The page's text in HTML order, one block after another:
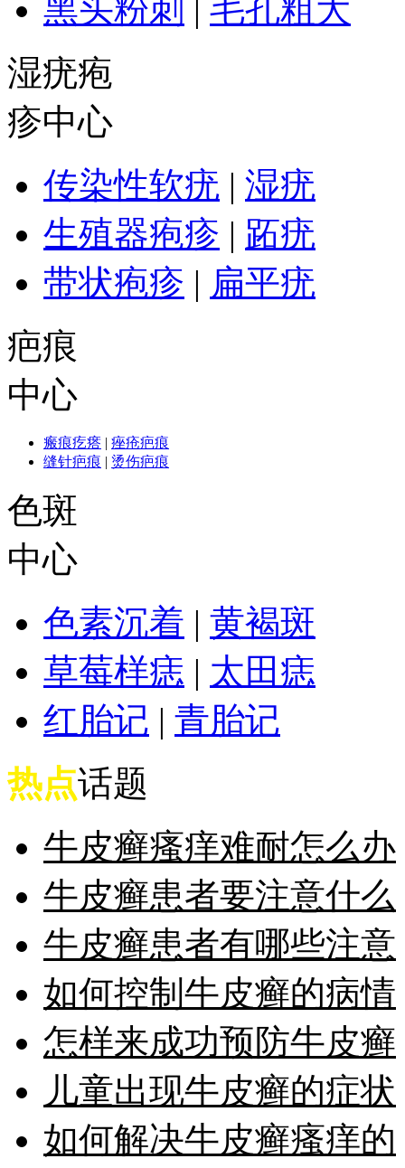
黑头粉刺 | 毛孔粗大
湿疣疱
疹中心
传染性软疣 | 湿疣
生殖器疱疹 | 跖疣
带状疱疹 | 扁平疣
疤痕
中心
瘢痕疙瘩 | 痤疮疤痕
缝针疤痕 | 烫伤疤痕
色斑
中心
色素沉着 | 黄褐斑
草莓样痣 | 太田痣
红胎记 | 青胎记
热点话题
牛皮癣瘙痒难耐怎么办
牛皮癣患者要注意什么
牛皮癣患者有哪些注意
如何控制牛皮癣的病情
怎样来成功预防牛皮癣
儿童出现牛皮癣的症状
如何解决牛皮癣瘙痒的